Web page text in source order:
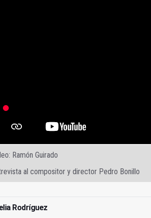
Ramón Guirado
al compositor y director Pedro Bonillo
Rodríguez